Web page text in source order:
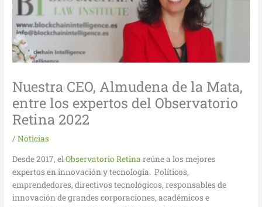
Nuestra CEO, Almudena de la Mata,
entre los expertos del Observatorio
Retina 2022
/Noticias
Desde 2017, elObservatorio Retina reúne a los mejores
expertos en innovación y tecnología. Políticos,
emprendedores, directivos tecnológicos, responsables de
innovación de grandes corporaciones, académicos e